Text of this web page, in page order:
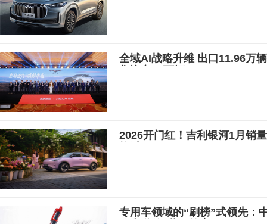
全域AI战略升维 出口11.96万
2026开门红！吉利银河1月销
专用车领域的“刷榜”式领先：